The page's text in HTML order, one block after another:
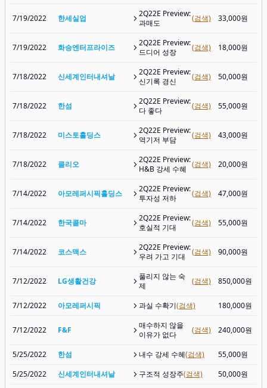
7/19/2022 한세실업
2Q22E Preview:
과매도
(검색) 33,000원
7/19/2022 화승엔터프라이즈
2Q22E Preview:
드디어 성장
(검색) 18,000원
7/18/2022 신세계인터내셔날
2Q22E Preview:
신기록 경신
(검색) 50,000원
7/18/2022 한섬
2Q22E Preview:
다 좋다
(검색) 55,000원
7/18/2022 미스토홀딩스
2Q22E Preview:
역기저 부담
(검색) 43,000원
7/18/2022 클리오
2Q22E Preview:
H&B 강세 수혜 (검색) 20,000원
7/14/2022 아모레퍼시픽홀딩스
2Q22E Preview:
투자성 저하
(검색) 47,000원
7/14/2022 한국콜마
2Q22E Preview:
호실적 기대
(검색) 55,000원
7/14/2022 코스맥스
2Q22E Preview:
우려 가고 기대
(검색) 90,000원
7/12/2022 LG생활건강
풀리지 않는 숙
제
(검색) 850,000원
7/12/2022 아모레퍼시픽 과실 수확기(검색) 180,000원
7/12/2022 F&F
매수하지 않을
이유가 없다
(검색) 240,000원
5/25/2022 한섬 내수 강세 수혜(검색) 55,000원
5/25/2022
신세계인터내셔날 구조적 성장주(검색) 50,000원